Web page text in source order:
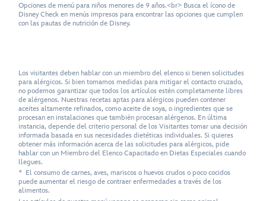
Opciones de menú para niños menores de 9 años.<br> Busca el ícono de
Disney Check en menús impresos para encontrar las opciones que cumplen
con las pautas de nutrición de Disney.
Los visitantes deben hablar con un miembro del elenco si tienen solicitudes
para alérgicos. Si bien tomamos medidas para mitigar el contacto cruzado,
no podemos garantizar que todos los artículos estén completamente libres
de alérgenos. Nuestras recetas aptas para alérgicos pueden contener
aceites altamente refinados, como aceite de soya, o ingredientes que se
procesan en instalaciones que también procesan alérgenos. En última
instancia, depende del criterio personal de los Visitantes tomar una decisión
informada basada en sus necesidades dietéticas individuales. Si quieres
obtener más información acerca de las solicitudes para alérgicos, pide
hablar con un Miembro del Elenco Capacitado en Dietas Especiales cuando
llegues.
* El consumo de carnes, aves, mariscos o huevos crudos o poco cocidos
puede aumentar el riesgo de contraer enfermedades a través de los
alimentos.